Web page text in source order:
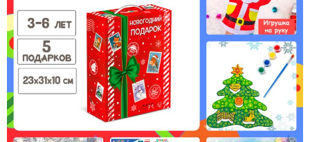
Футболки-раскраски на 14 февраля